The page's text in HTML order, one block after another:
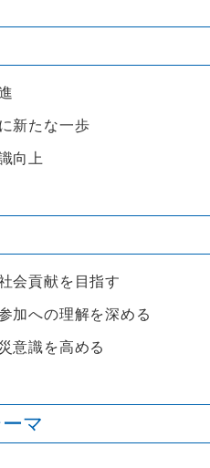
新たな一歩
向上
会貢献を目指す
加への理解を深める
意識を高める
マ